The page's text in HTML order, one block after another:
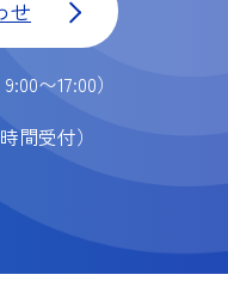
せ
9:00〜17:00）
時間受付）